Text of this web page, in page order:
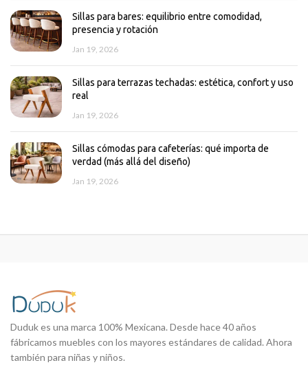
Sillas para bares: equilibrio entre comodidad,
presencia y rotación
Jan 19, 2026
Sillas para terrazas techadas: estética, confort y uso
real
Jan 19, 2026
Sillas cómodas para cafeterías: qué importa de
verdad (más allá del diseño)
Jan 19, 2026
Duduk es una marca 100% Mexicana. Desde hace 40 años
fábricamos muebles con los mayores estándares de calidad. Ahora
también para niñas y niños.